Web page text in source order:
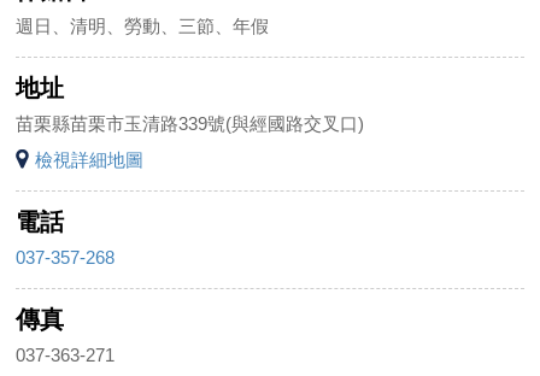
週日、清明、勞動、三節、年假
地址
苗栗縣苗栗市玉清路339號(與經國路交叉口)
檢視詳細地圖
電話
037-357-268
傳真
037-363-271